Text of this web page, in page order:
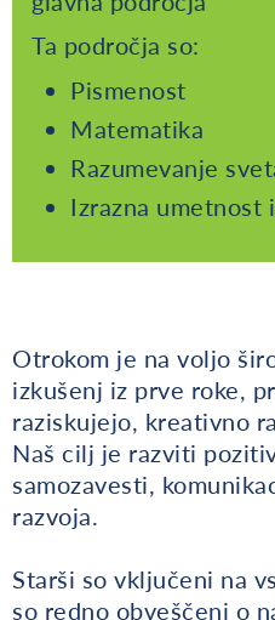
Ta področja so:
Pismenost
Matematika
Razumevanje
Izrazna umetnost
Otrokom je na voljo
izkušenj iz prve roke,
raziskujejo, kreativno
Naš cilj je razviti
samozavesti,
razvoja.
Starši so vključeni na
so redno obveščeni o